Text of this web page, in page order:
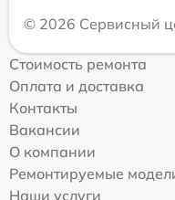
© 2026 Сервисный
Стоимость ремонта
Оплата и доставка
Контакты
Вакансии
О компании
Ремонтируемые
Наши услуги